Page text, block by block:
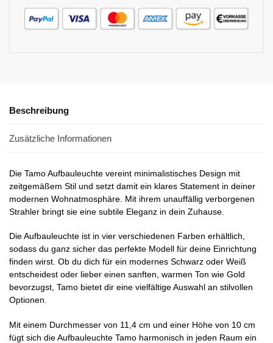
Beschreibung
Zusätzliche Informationen
Die Tamo Aufbauleuchte vereint minimalistisches Design mit
zeitgemäßem Stil und setzt damit ein klares Statement in deiner
modernen Wohnatmosphäre. Mit ihrem unauffällig verborgenen
Strahler bringt sie eine subtile Eleganz in dein Zuhause.
Die Aufbauleuchte ist in vier verschiedenen Farben erhältlich,
sodass du ganz sicher das perfekte Modell für deine Einrichtung
finden wirst. Ob du dich für ein modernes Schwarz oder Weiß
entscheidest oder lieber einen sanften, warmen Ton wie Gold
bevorzugst, Tamo bietet dir eine vielfältige Auswahl an stilvollen
Optionen.
Mit einem Durchmesser von 11,4 cm und einer Höhe von 10 cm
fügt sich die Aufbauleuchte Tamo harmonisch in jeden Raum ein